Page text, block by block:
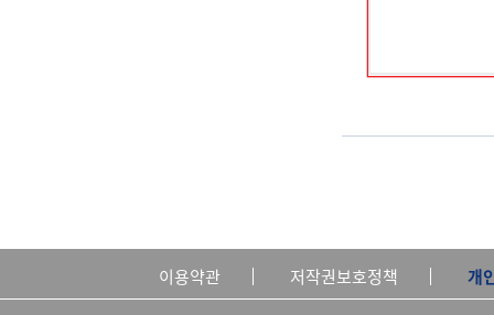
이용약관 저작권보호정책 개